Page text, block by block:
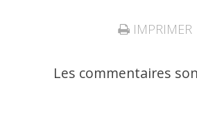
IMPRIMER
Les commentaires